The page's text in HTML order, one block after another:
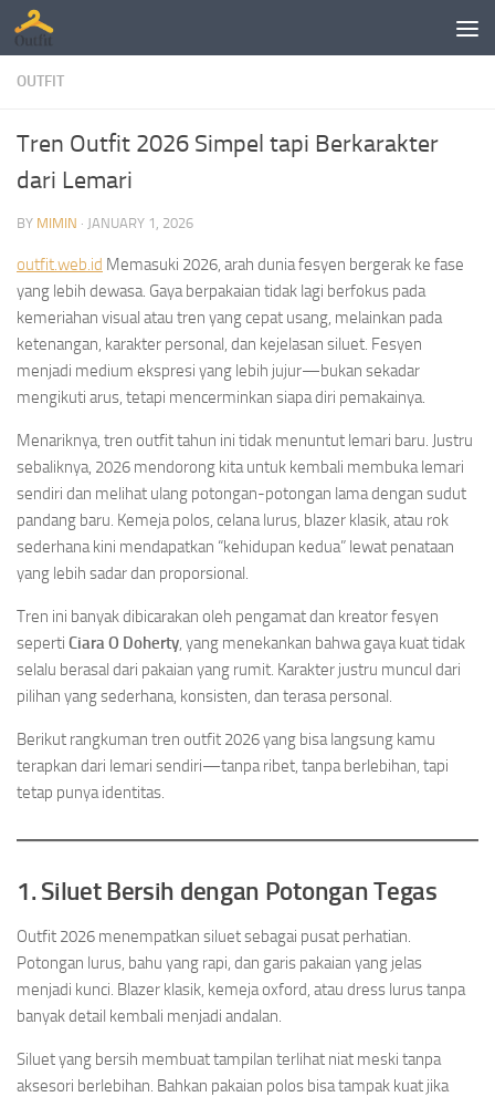
Skip to content
OUTFIT
Tren Outfit 2026 Simpel tapi Berkarakter
dari Lemari
BY MIMIN · JANUARY 1, 2026
outfit.web.id Memasuki 2026, arah dunia fesyen bergerak ke fase
yang lebih dewasa. Gaya berpakaian tidak lagi berfokus pada
kemeriahan visual atau tren yang cepat usang, melainkan pada
ketenangan, karakter personal, dan kejelasan siluet. Fesyen
menjadi medium ekspresi yang lebih jujur—bukan sekadar
mengikuti arus, tetapi mencerminkan siapa diri pemakainya.
Menariknya, tren outfit tahun ini tidak menuntut lemari baru. Justru
sebaliknya, 2026 mendorong kita untuk kembali membuka lemari
sendiri dan melihat ulang potongan-potongan lama dengan sudut
pandang baru. Kemeja polos, celana lurus, blazer klasik, atau rok
sederhana kini mendapatkan “kehidupan kedua” lewat penataan
yang lebih sadar dan proporsional.
Tren ini banyak dibicarakan oleh pengamat dan kreator fesyen
seperti Ciara O Doherty, yang menekankan bahwa gaya kuat tidak
selalu berasal dari pakaian yang rumit. Karakter justru muncul dari
pilihan yang sederhana, konsisten, dan terasa personal.
Berikut rangkuman tren outfit 2026 yang bisa langsung kamu
terapkan dari lemari sendiri—tanpa ribet, tanpa berlebihan, tapi
tetap punya identitas.
1. Siluet Bersih dengan Potongan Tegas
Outfit 2026 menempatkan siluet sebagai pusat perhatian.
Potongan lurus, bahu yang rapi, dan garis pakaian yang jelas
menjadi kunci. Blazer klasik, kemeja oxford, atau dress lurus tanpa
banyak detail kembali menjadi andalan.
Siluet yang bersih membuat tampilan terlihat niat meski tanpa
aksesori berlebihan. Bahkan pakaian polos bisa tampak kuat jika